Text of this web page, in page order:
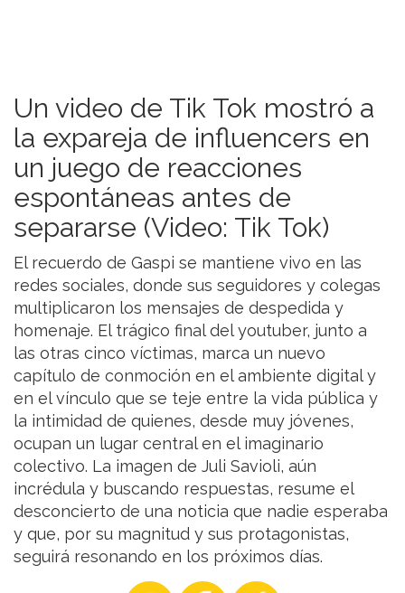
Un video de Tik Tok mostró a
la expareja de influencers en
un juego de reacciones
espontáneas antes de
separarse (Video: Tik Tok)
El recuerdo de Gaspi se mantiene vivo en las
redes sociales, donde sus seguidores y colegas
multiplicaron los mensajes de despedida y
homenaje. El trágico final del youtuber, junto a
las otras cinco víctimas, marca un nuevo
capítulo de conmoción en el ambiente digital y
en el vínculo que se teje entre la vida pública y
la intimidad de quienes, desde muy jóvenes,
ocupan un lugar central en el imaginario
colectivo. La imagen de Juli Savioli, aún
incrédula y buscando respuestas, resume el
desconcierto de una noticia que nadie esperaba
y que, por su magnitud y sus protagonistas,
seguirá resonando en los próximos días.